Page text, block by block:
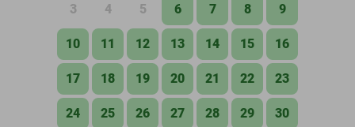
3 4 5 6 7 8 9
10 11 12 13 14 15 16
17 18 19 20 21 22 23
24 25 26 27 28 29 30